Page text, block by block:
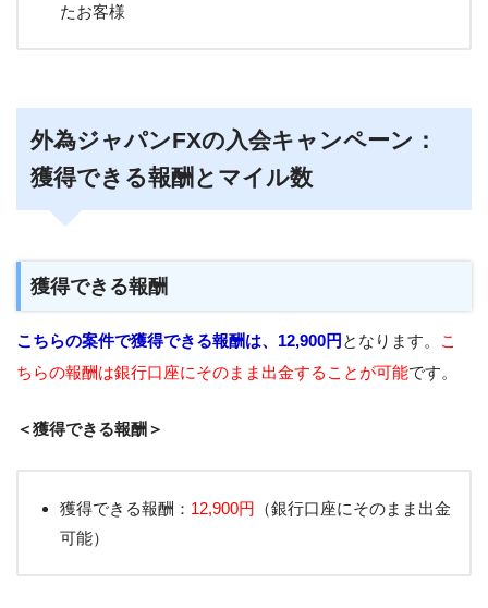
たお客様
外為ジャパンFXの入会キャンペーン：
獲得できる報酬とマイル数
獲得できる報酬
こちらの案件で獲得できる報酬は、12,900円 となります。
こ
ちらの報酬は銀行口座にそのまま出金することが可能です。
＜獲得できる報酬＞
獲得できる報酬： 12,900円 （銀行口座にそのまま出金
可能）